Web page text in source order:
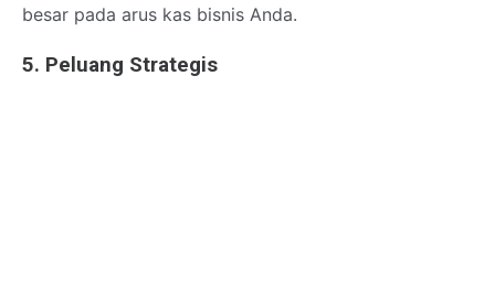
besar pada arus kas bisnis Anda.
5. Peluang Strategis